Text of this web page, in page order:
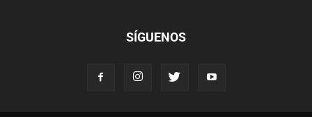
SÍGUENOS